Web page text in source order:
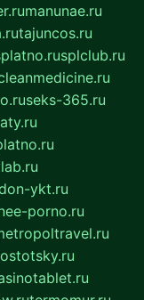
manunae.ru
tajuncos.ru
splclub.ru
seks-365.ru
ykt.ru
porno.ru